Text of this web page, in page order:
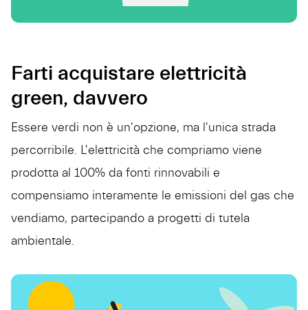
Farti acquistare elettricità
green, davvero
Essere verdi non è un'opzione, ma l'unica strada
percorribile. L'elettricità che compriamo viene
prodotta al 100% da fonti rinnovabili e
compensiamo interamente le emissioni del gas che
vendiamo, partecipando a progetti di tutela
ambientale.